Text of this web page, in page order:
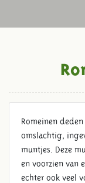
Romeinen
omslachtig,
muntjes. Deze
en voorzien van
echter ook veel